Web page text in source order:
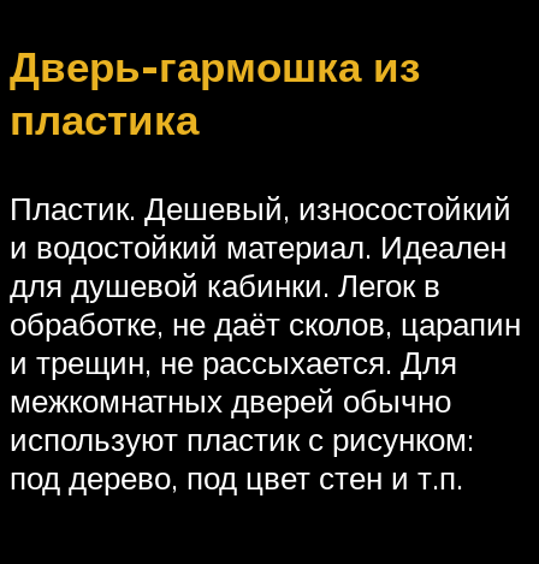
Дверь-гармошка из
пластика
Пластик. Дешевый, износостойкий
и водостойкий материал. Идеален
для душевой кабинки. Легок в
обработке, не даёт сколов, царапин
и трещин, не рассыхается. Для
межкомнатных дверей обычно
используют пластик с рисунком:
под дерево, под цвет стен и т.п.